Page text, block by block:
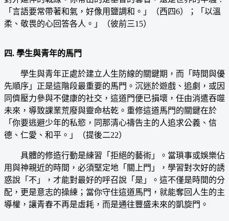
「言語要常帶著和氣，好像用鹽調和。」（西四6）；「以溫
柔、敬畏的心回答各人。」（彼前三15）
四. 學生與青年的馬門
學生與青年正處於建立人生防線的關鍵期，而「時間與優
先順序」正是這階段最重要的馬門。沉迷於遊戲、追劇，或因
同儕壓力參與不健康的社交，這道門便已損壞，任由消遣吞噬
未來，導致課業荒廢與靈命枯乾。重修這道馬門的關鍵在於
「你要逃避少年的私慾，同那清心禱告主的人追求公義、信
德、仁愛、和平。」（提後二22）
具體的修造行動是練習「拒絕的藝術」。當瑣事或娛樂佔
用與神親近的時間，必須堅定地「關上門」，學習對次好的誘
惑說「不」，才能對最好的呼召說「是」。這不僅是時間的分
配，更是意志的操練；當你守住這道馬門，就能奪回人生的主
導權，讓青春不再是虛耗，而是通往豐盛未來的凱旋門。